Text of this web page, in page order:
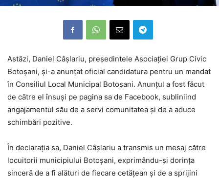
Astăzi, Daniel Câșlariu, președintele Asociației Grup Civic
Botoșani, și-a anunțat oficial candidatura pentru un mandat
în Consiliul Local Municipal Botoșani. Anunțul a fost făcut
de către el însuși pe pagina sa de Facebook, subliniind
angajamentul său de a servi comunitatea și de a aduce
schimbări pozitive.
În declarația sa, Daniel Câșlariu a transmis un mesaj către
locuitorii municipiului Botoșani, exprimându-și dorința
sinceră de a fi alături de fiecare cetățean și de a sprijini